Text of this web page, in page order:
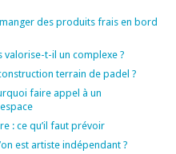
des produits frais en bord
valorise-t-il un complexe ?
terrain de padel ?
faire appel à un
: ce qu’il faut prévoir
est artiste indépendant ?